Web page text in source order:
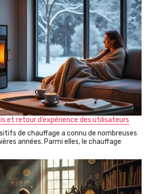
et retour d’expérience des utilisateurs
de chauffage a connu de nombreuses
années. Parmi elles, le chauffage